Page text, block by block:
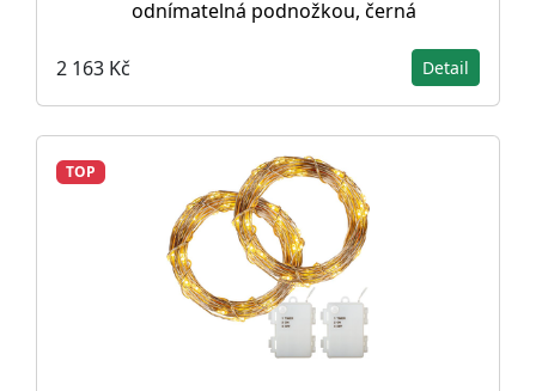
odnímatelná podnožkou, černá
2 163 Kč Detail
TOP